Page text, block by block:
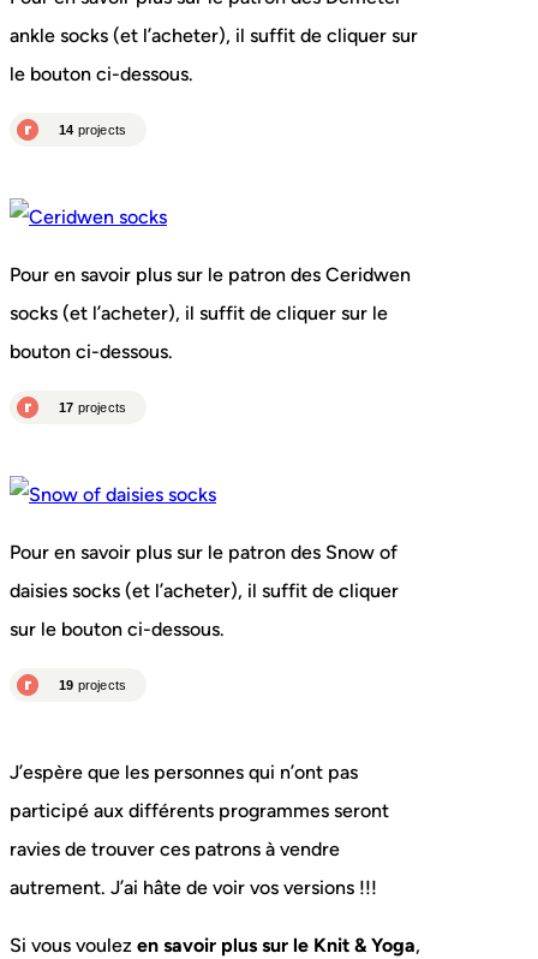
ankle socks (et l’acheter), il suffit de cliquer sur
le bouton ci-dessous.
Pour en savoir plus sur le patron des Ceridwen
socks (et l’acheter), il suffit de cliquer sur le
bouton ci-dessous.
Pour en savoir plus sur le patron des Snow of
daisies socks (et l’acheter), il suffit de cliquer
sur le bouton ci-dessous.
J’espère que les personnes qui n’ont pas
participé aux différents programmes seront
ravies de trouver ces patrons à vendre
autrement. J’ai hâte de voir vos versions !!!
Si vous voulez en savoir plus sur le Knit & Yoga,